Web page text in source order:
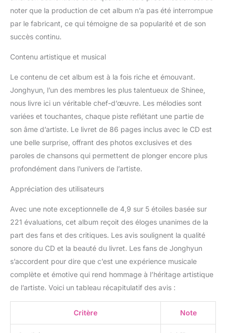
noter que la production de cet album n’a pas été interrompue
par le fabricant, ce qui témoigne de sa popularité et de son
succès continu.
Contenu artistique et musical
Le contenu de cet album est à la fois riche et émouvant.
Jonghyun, l’un des membres les plus talentueux de Shinee,
nous livre ici un véritable chef-d’œuvre. Les mélodies sont
variées et touchantes, chaque piste reflétant une partie de
son âme d’artiste. Le livret de 86 pages inclus avec le CD est
une belle surprise, offrant des photos exclusives et des
paroles de chansons qui permettent de plonger encore plus
profondément dans l’univers de l’artiste.
Appréciation des utilisateurs
Avec une note exceptionnelle de 4,9 sur 5 étoiles basée sur
221 évaluations, cet album reçoit des éloges unanimes de la
part des fans et des critiques. Les avis soulignent la qualité
sonore du CD et la beauté du livret. Les fans de Jonghyun
s’accordent pour dire que c’est une expérience musicale
complète et émotive qui rend hommage à l’héritage artistique
de l’artiste. Voici un tableau récapitulatif des avis :
Critère Note